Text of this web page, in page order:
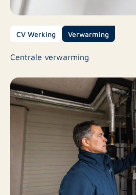
CV Werking Verwarming
Centrale verwarming